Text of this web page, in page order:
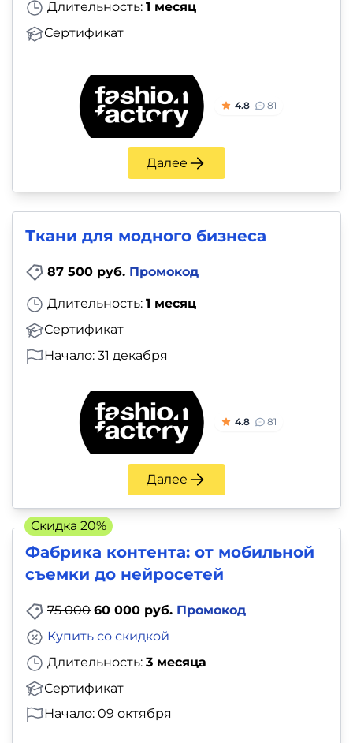
Длительность: 1 месяц
Сертификат
4.8 81
Далее
Ткани для модного бизнеса
87 500 руб. Промокод
Длительность: 1 месяц
Сертификат
Начало: 31 декабря
4.8 81
Далее
Фабрика контента: от мобильной
съемки до нейросетей
75 000 60 000 руб. Промокод
Длительность: 3 месяца
Сертификат
Купить со скидкой
Начало: 09 октября
Скидка 20%